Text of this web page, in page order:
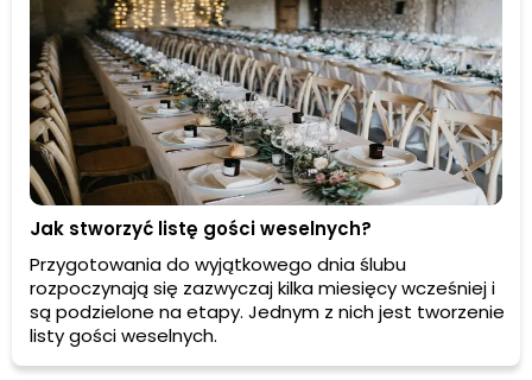
Jak stworzyć listę gości weselnych?
Przygotowania do wyjątkowego dnia ślubu
rozpoczynają się zazwyczaj kilka miesięcy wcześniej i
są podzielone na etapy. Jednym z nich jest tworzenie
listy gości weselnych.